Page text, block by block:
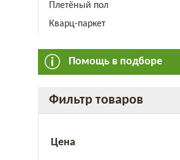
Плетёный пол
Кварц-паркет
Помощь в подборе
Фильтр товаров
Цена